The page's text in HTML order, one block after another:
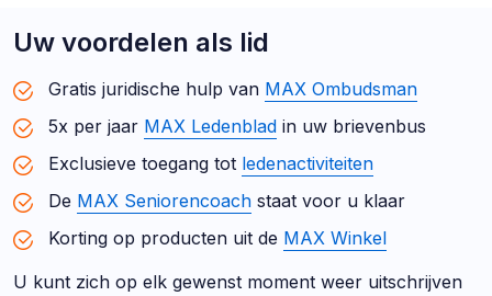
Uw voordelen als lid
Gratis juridische hulp van MAX Ombudsman
5x per jaar MAX Ledenblad in uw brievenbus
Exclusieve toegang tot ledenactiviteiten
De MAX Seniorencoach staat voor u klaar
Korting op producten uit de MAX Winkel
U kunt zich op elk gewenst moment weer uitschrijven